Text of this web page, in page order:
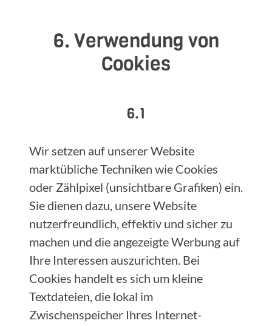
6. Verwendung von
Cookies
6.1
Wir setzen auf unserer Website
marktübliche Techniken wie Cookies
oder Zählpixel (unsichtbare Grafiken) ein.
Sie dienen dazu, unsere Website
nutzerfreundlich, effektiv und sicher zu
machen und die angezeigte Werbung auf
Ihre Interessen auszurichten. Bei
Cookies handelt es sich um kleine
Textdateien, die lokal im
Zwischenspeicher Ihres Internet-